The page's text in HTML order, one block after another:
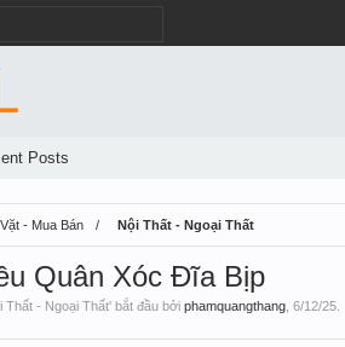
- Mua Bán Nội Thất - Ngoại Thất
Quân Xóc Đĩa Bịp
Thất - Ngoại Thất' bắt đầu bởi phamquangthang 6/12/25
Posts